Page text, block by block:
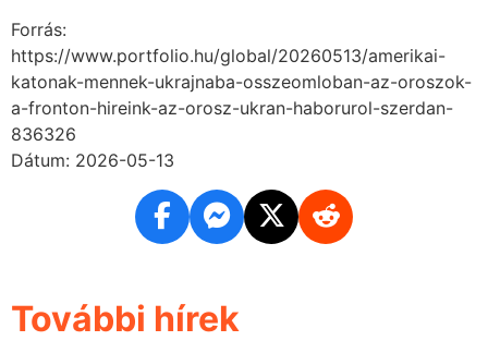
Forrás:
https://www.portfolio.hu/global/20260513/amerikai-
katonak-mennek-ukrajnaba-osszeomloban-az-oroszok-
a-fronton-hireink-az-orosz-ukran-haborurol-szerdan-
836326
Dátum: 2026-05-13
További hírek